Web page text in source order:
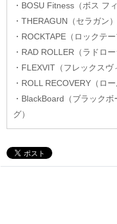
・BOSU Fitness（ボス フ
・THERAGUN（セラガン）
・ROCKTAPE（ロックテー
・RAD ROLLER（ラドロー
・FLEXVIT（フレックスヴ
・ROLL RECOVERY（ロ
・BlackBoard（ブラック
グ）